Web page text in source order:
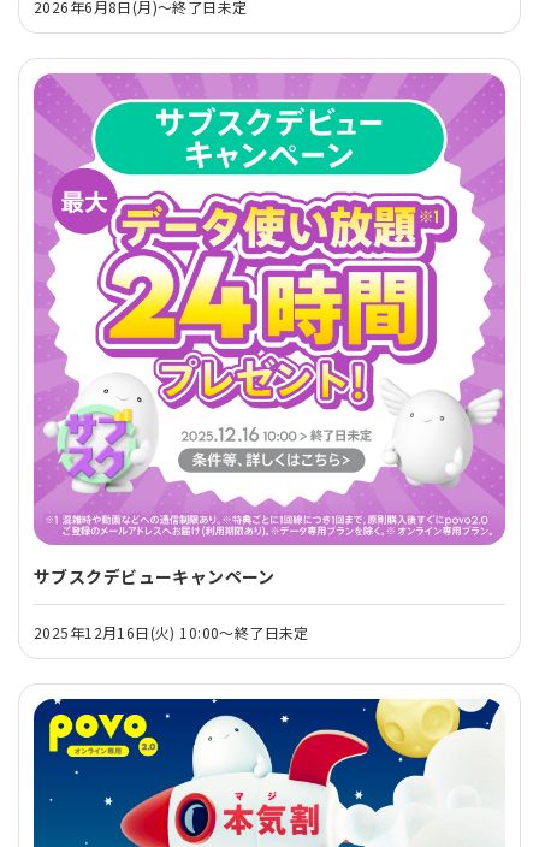
2026年6月8日(月)～終了日未定
サブスクデビューキャンペーン
2025年12月16日(火) 10:00～終了日未定